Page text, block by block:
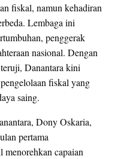
fiskal, namun kehadiran
Lembaga ini
penggerak
nasional. Dengan
Danantara kini
fiskal yang
saing.
Dony Oskaria,
pertama
menorehkan capaian